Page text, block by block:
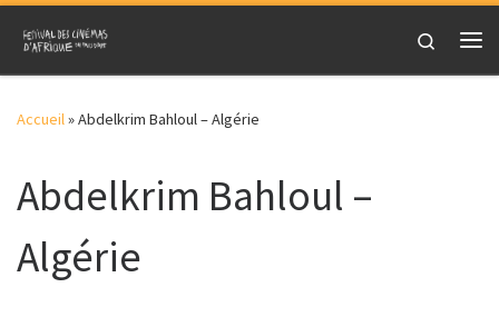
Skip to content
Search
Accueil»Abdelkrim Bahloul – Algérie
Abdelkrim Bahloul –
Algérie